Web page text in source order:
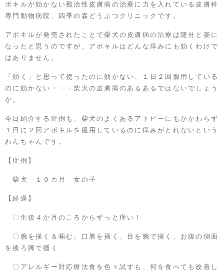
ポキルが効かない難治性皮膚病の治療に力を入れている皮膚科
専門動物病院、四季の森どうぶつクリニックです。
アポキルが発売されたことで柴犬の皮膚病の治療は随分と楽に
なったと思うのですが、アポキルはどんな痒みにも効くわけで
はありません。
「効く」と思って使ったのに効かない、１日２回服用している
のに効かない・・・柴犬の皮膚病のあるあるではないでしょう
か。
今日紹介する症例も、柴犬のよくあるアトピーにもかかわらず
１日に２回アポキルを服用しているのに痒みがとれないという
わんちゃんです。
【症例】
柴犬 １０カ月 女の子
【経過】
〇生後４か月のころからずっと痒い！
〇腕を掻く＆噛む、口唇を掻く、目を腕で掻く、お腹の側面
を後ろ脚で掻く
〇アレルギー対応療法食を色々試すも、何を食べても改善し